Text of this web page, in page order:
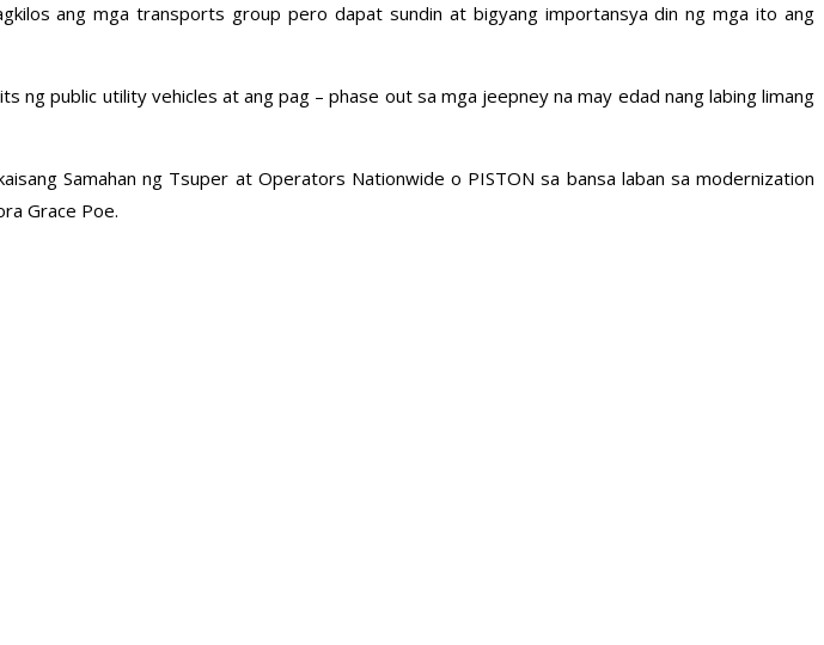
ang mga transports group pero dapat sundin at bigyang importansya din ng mga ito ang
ng public utility vehicles at ang pag – phase out sa mga jeepney na may edad nang labing limang
Samahan ng Tsuper at Operators Nationwide o PISTON sa bansa laban sa modernization
Grace Poe.